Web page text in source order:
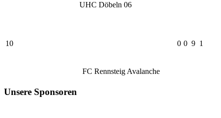
UHC Döbeln 06
10
FC Rennsteig Avalanche
0 0 9 1
Unsere Sponsoren